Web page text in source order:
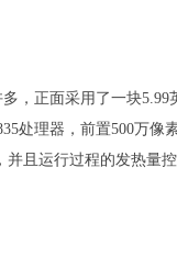
，正面采用了一块5.99
处理器，前置500万像
并且运行过程的发热量